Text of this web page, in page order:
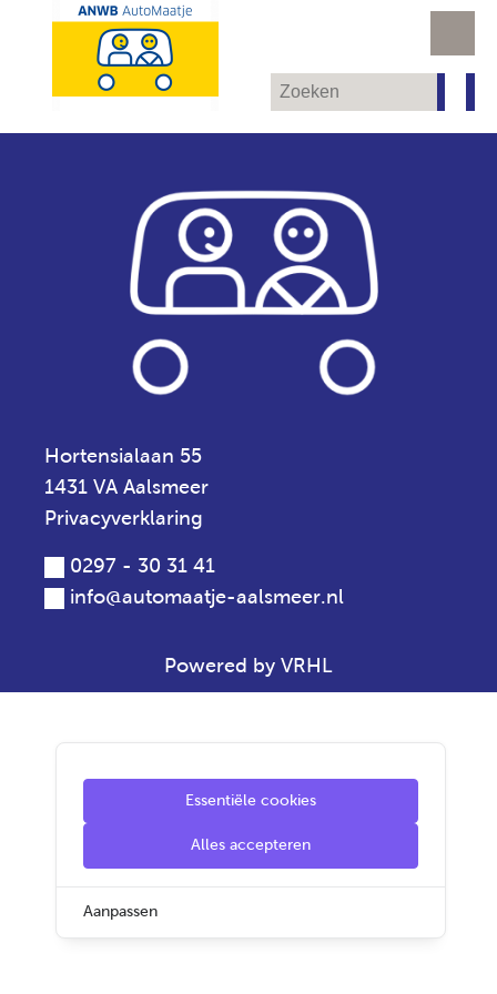
Hortensialaan 55
1431 VA Aalsmeer
Privacyverklaring
0297 - 30 31 41
info@automaatje-aalsmeer.nl
Powered by VRHL
Essentiële cookies
Alles accepteren
Aanpassen